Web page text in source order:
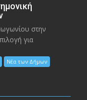
στην
για
Νέα των Δήμων